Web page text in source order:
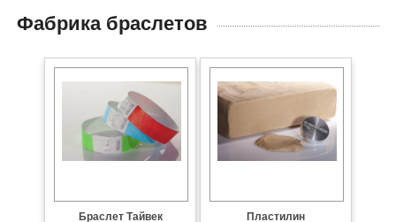
Фабрика браслетов
Браслет Тайвек
Пластилин